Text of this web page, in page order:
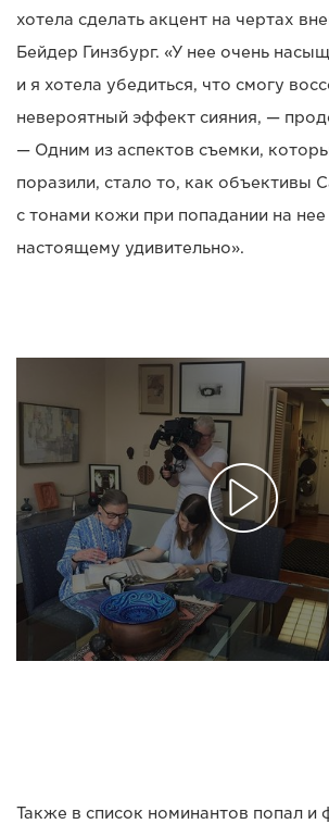
хотела сделать акцент на чертах
Бейдер Гинзбург. «У нее очень
и я хотела убедиться, что смогу
невероятный эффект сияния, —
— Одним из аспектов съемки,
поразили, стало то, как объективы
с тонами кожи при попадании на нее
настоящему удивительно».
Также в список номинантов попал и